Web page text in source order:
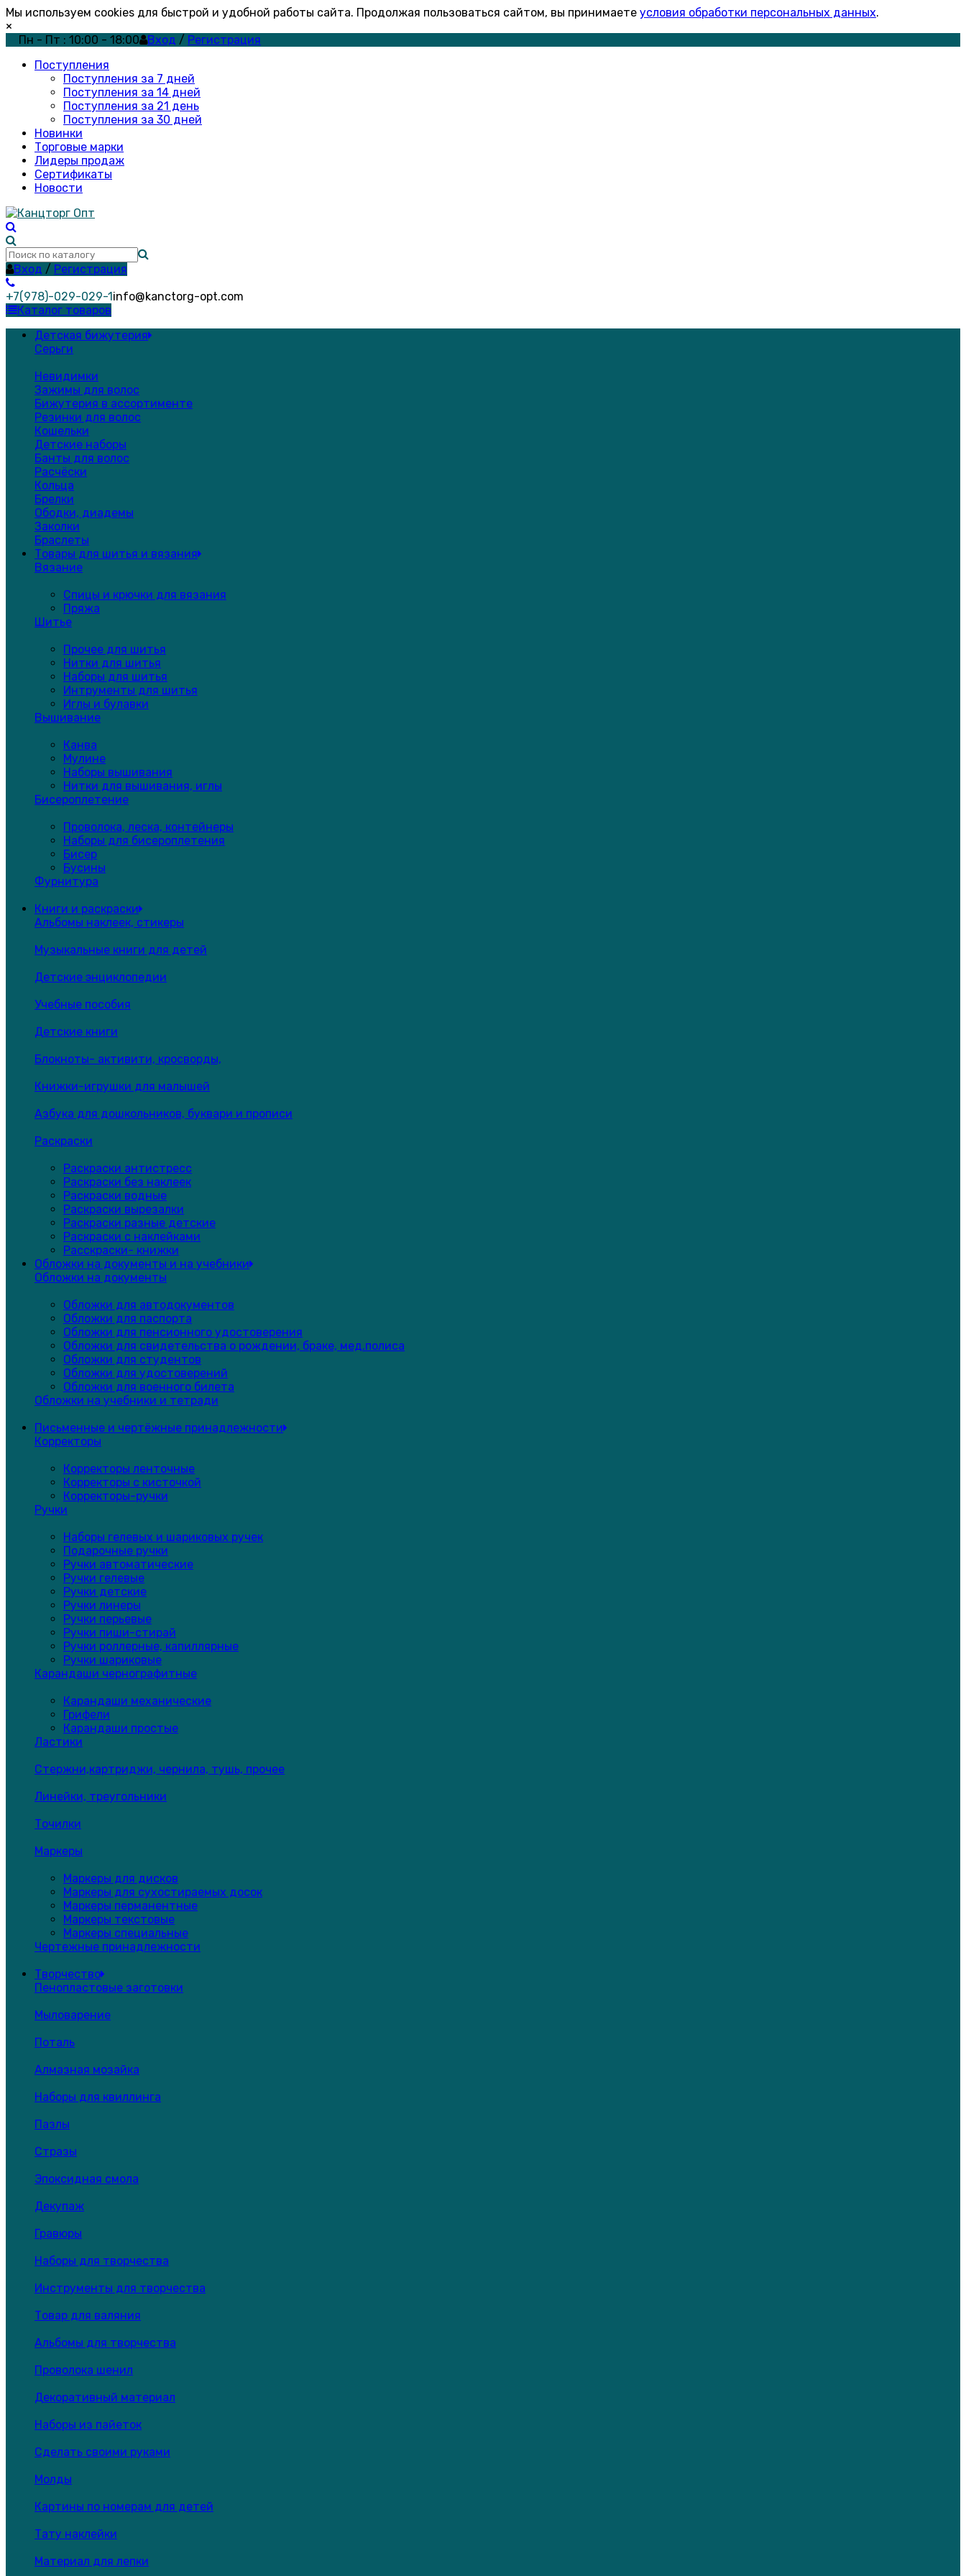
Мы используем cookies для быстрой и удобной работы сайта. Продолжая пользоваться сайтом, вы принимаете условия обработки персональных данных.
×
Пн - Пт : 10:00 - 18:00
Вход / Регистрация
Поступления
Поступления за 7 дней
Поступления за 14 дней
Поступления за 21 день
Поступления за 30 дней
Новинки
Торговые марки
Лидеры продаж
Сертификаты
Новости
Вход / Регистрация
+7(978)-029-029-1info@kanctorg-opt.com
Каталог товаров
Детская бижутерия
Серьги
Невидимки
Зажимы для волос
Бижутерия в ассортименте
Резинки для волос
Кошельки
Детские наборы
Банты для волос
Расчёски
Кольца
Брелки
Ободки, диадемы
Заколки
Браслеты
Товары для шитья и вязания
Вязание
Спицы и крючки для вязания
Пряжа
Шитье
Прочее для шитья
Нитки для шитья
Наборы для шитья
Интрументы для шитья
Иглы и булавки
Вышивание
Канва
Мулине
Наборы вышивания
Нитки для вышивания, иглы
Бисероплетение
Проволока, леска, контейнеры
Наборы для бисероплетения
Бисер
Бусины
Фурнитура
Книги и раскраски
Альбомы наклеек, стикеры
Музыкальные книги для детей
Детские энциклопедии
Учебные пособия
Детские книги
Блокноты- активити, кросворды,
Книжки-игрушки для малышей
Азбука для дошкольников, буквари и прописи
Раскраски
Раскраски антистресс
Раскраски без наклеек
Раскраски водные
Раскраски вырезалки
Раскраски разные детские
Раскраски с наклейками
Расскраски- книжки
Обложки на документы и на учебники
Обложки на документы
Обложки для автодокументов
Обложки для паспорта
Обложки для пенсионного удостоверения
Обложки для свидетельства о рождении, браке, мед.полиса
Обложки для студентов
Обложки для удостоверений
Обложки для военного билета
Обложки на учебники и тетради
Письменные и чертёжные принадлежности
Корректоры
Корректоры ленточные
Корректоры с кисточкой
Корректоры-ручки
Ручки
Наборы гелевых и шариковых ручек
Подарочные ручки
Ручки автоматические
Ручки гелевые
Ручки детские
Ручки линеры
Ручки перьевые
Ручки пиши-стирай
Ручки роллерные, капиллярные
Ручки шариковые
Карандаши чернографитные
Карандаши механические
Грифели
Карандаши простые
Ластики
Стержни,картриджи, чернила, тушь, прочее
Линейки, треугольники
Точилки
Маркеры
Маркеры для дисков
Маркеры для сухостираемых досок
Маркеры перманентные
Маркеры текстовые
Маркеры специальные
Чертежные принадлежности
Творчество
Пенопластовые заготовки
Мыловарение
Поталь
Алмазная мозайка
Наборы для квиллинга
Пазлы
Стразы
Эпоксидная смола
Декупаж
Гравюры
Наборы для творчества
Инструменты для творчества
Товар для валяния
Альбомы для творчества
Проволока шенил
Декоративный материал
Наборы из пайеток
Сделать своими руками
Молды
Картины по номерам для детей
Тату наклейки
Материал для лепки